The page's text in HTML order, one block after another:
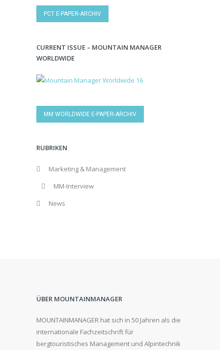
PCT E-PAPER-ARCHIV
CURRENT ISSUE – MOUNTAIN MANAGER
WORLDWIDE
MM WORLDWIDE E-PAPER-ARCHIV
RUBRIKEN
Marketing & Management
MM-Interview
News
ÜBER MOUNTAINMANAGER
MOUNTAINMANAGER hat sich in 50 Jahren als die
internationale Fachzeitschrift für
bergtouristisches Management und Alpintechnik